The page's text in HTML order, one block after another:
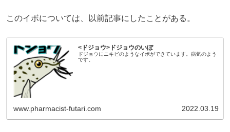
このイボについては、以前記事にしたことがある。
<ドジョウ>ドジョウのいぼ
ドジョウにニキビのようなイボができています。病気のよう
です。
www.pharmacist-futari.com 2022.03.19